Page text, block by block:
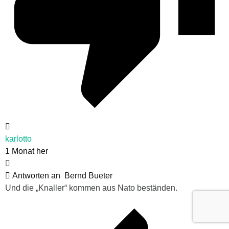
karlotto
1 Monat her
Antworten an
Bernd Bueter
Und die „Knaller“ kommen aus Nato beständen.